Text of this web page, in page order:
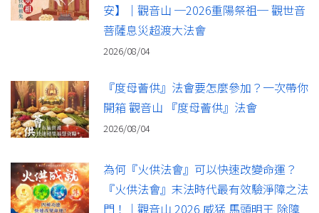
安】｜觀音山 ─2026重陽祭祖─ 觀世音
菩薩息災超渡大法會
2026/08/04
『度母薈供』法會要怎麼參加？一次帶你
開箱 觀音山 『度母薈供』法會
2026/08/04
為何『火供法會』可以快速改變命運？
『火供法會』末法時代最有效驗淨障之法
門！｜觀音山 2026 威猛 馬頭明王 除障